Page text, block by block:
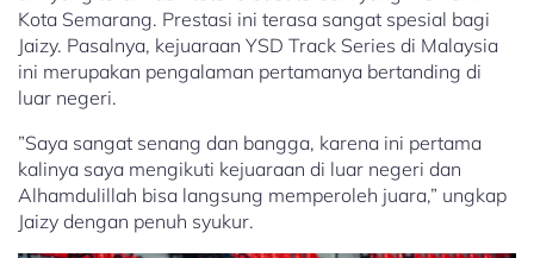
Kota Semarang. Prestasi ini terasa sangat spesial bagi
Jaizy. Pasalnya, kejuaraan YSD Track Series di Malaysia
ini merupakan pengalaman pertamanya bertanding di
luar negeri.
​”Saya sangat senang dan bangga, karena ini pertama
kalinya saya mengikuti kejuaraan di luar negeri dan
Alhamdulillah bisa langsung memperoleh juara,” ungkap
Jaizy dengan penuh syukur.